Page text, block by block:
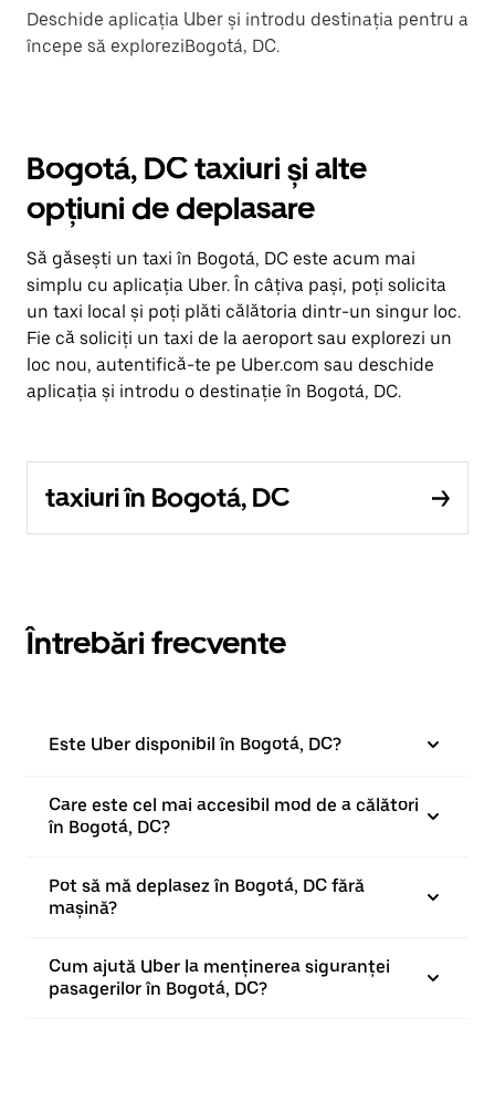
Deschide aplicația Uber și introdu destinația pentru a
începe să exploreziBogotá, DC.
Bogotá, DC taxiuri și alte
opțiuni de deplasare
Să găsești un taxi în Bogotá, DC este acum mai
simplu cu aplicația Uber. În câțiva pași, poți solicita
un taxi local și poți plăti călătoria dintr-un singur loc.
Fie că soliciți un taxi de la aeroport sau explorezi un
loc nou, autentifică-te pe Uber.com sau deschide
aplicația și introdu o destinație în Bogotá, DC.
taxiuri în Bogotá, DC
Întrebări frecvente
Este Uber disponibil în Bogotá, DC?
Care este cel mai accesibil mod de a călători
în Bogotá, DC?
Pot să mă deplasez în Bogotá, DC fără
mașină?
Cum ajută Uber la menținerea siguranței
pasagerilor în Bogotá, DC?